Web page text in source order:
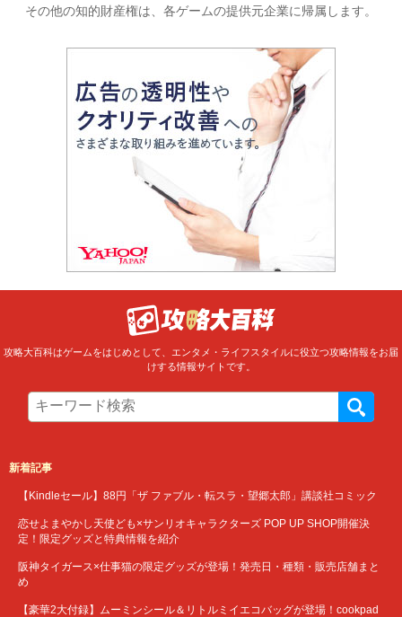
その他の知的財産権は、各ゲームの提供元企業に帰属します。
攻略大百科はゲームをはじめとして、エンタメ・ライフスタイルに役立つ攻略情報をお届
けする情報サイトです。
新着記事
【Kindleセール】88円「ザ ファブル・転スラ・望郷太郎」講談社コミック
恋せよまやかし天使ども×サンリオキャラクターズ POP UP SHOP開催決
定！限定グッズと特典情報を紹介
阪神タイガース×仕事猫の限定グッズが登場！発売日・種類・販売店舗まと
め
【豪華2大付録】ムーミンシール＆リトルミイエコバッグが登場！cookpad